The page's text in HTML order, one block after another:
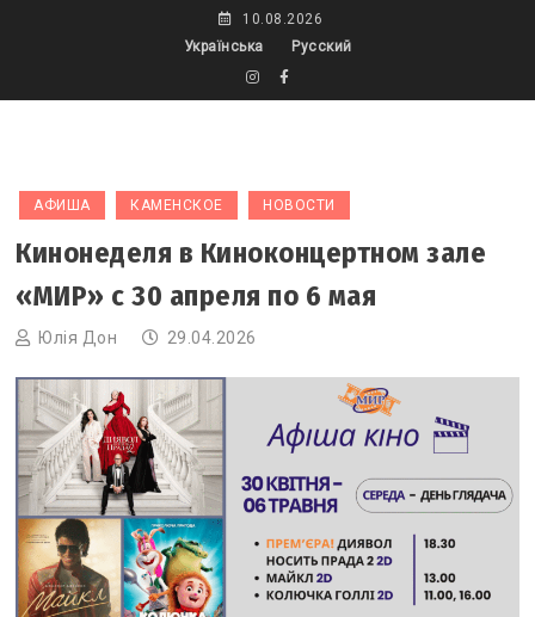
10.08.2026
Українська
Русский
АФИША КАМЕНСКОЕ НОВОСТИ
Кинонеделя в Киноконцертном зале
«МИР» с 30 апреля по 6 мая
Юлія Дон 29.04.2026